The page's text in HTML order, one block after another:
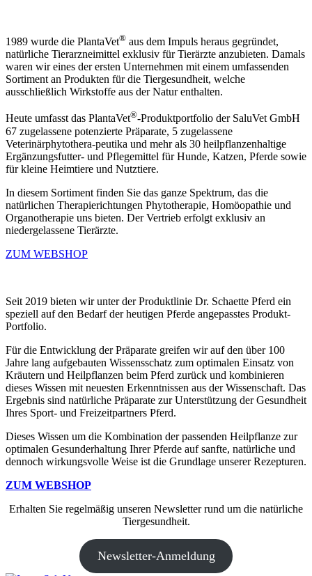
1989 wurde die PlantaVet® aus dem Impuls heraus gegründet,
natürliche Tierarzneimittel exklusiv für Tierärzte anzubieten. Damals
waren wir eines der ersten Unternehmen mit einem umfassenden
Sortiment an Produkten für die Tiergesundheit, welche
ausschließlich Wirkstoffe aus der Natur enthalten.
Heute umfasst das PlantaVet®-Produktportfolio der SaluVet GmbH
67 zugelassene potenzierte Präparate, 5 zugelassene
Veterinärphytothera-peutika und mehr als 30 heilpflanzenhaltige
Ergänzungsfutter- und Pflegemittel für Hunde, Katzen, Pferde sowie
für kleine Heimtiere und Nutztiere.
In diesem Sortiment finden Sie das ganze Spektrum, das die
natürlichen Therapierichtungen Phytotherapie, Homöopathie und
Organotherapie uns bieten. Der Vertrieb erfolgt exklusiv an
niedergelassene Tierärzte.
ZUM WEBSHOP
Seit 2019 bieten wir unter der Produktlinie Dr. Schaette Pferd ein
speziell auf den Bedarf der heutigen Pferde angepasstes Produkt-
Portfolio.
Für die Entwicklung der Präparate greifen wir auf den über 100
Jahre lang aufgebauten Wissensschatz zum optimalen Einsatz von
Kräutern und Heilpflanzen beim Pferd zurück und kombinieren
dieses Wissen mit neuesten Erkenntnissen aus der Wissenschaft. Das
Ergebnis sind natürliche Präparate zur Unterstützung der Gesundheit
Ihres Sport- und Freizeitpartners Pferd.
Dieses Wissen um die Kombination der passenden Heilpflanze zur
optimalen Gesunderhaltung Ihrer Pferde auf sanfte, natürliche und
dennoch wirkungsvolle Weise ist die Grundlage unserer Rezepturen.
ZUM WEBSHOP
Erhalten Sie regelmäßig unseren Newsletter rund um die natürliche
Tiergesundheit.
Newsletter-Anmeldung